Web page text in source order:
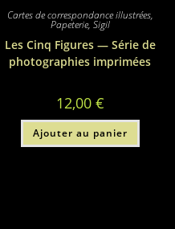
Cartes de correspondance illustrées,
Papeterie, Sigil
Les Cinq Figures — Série de
photographies imprimées
12,00 €
Ajouter au panier